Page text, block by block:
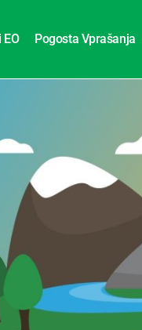
EO Pogosta Vprašanja